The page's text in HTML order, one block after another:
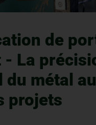
de
- La
du métal
projets